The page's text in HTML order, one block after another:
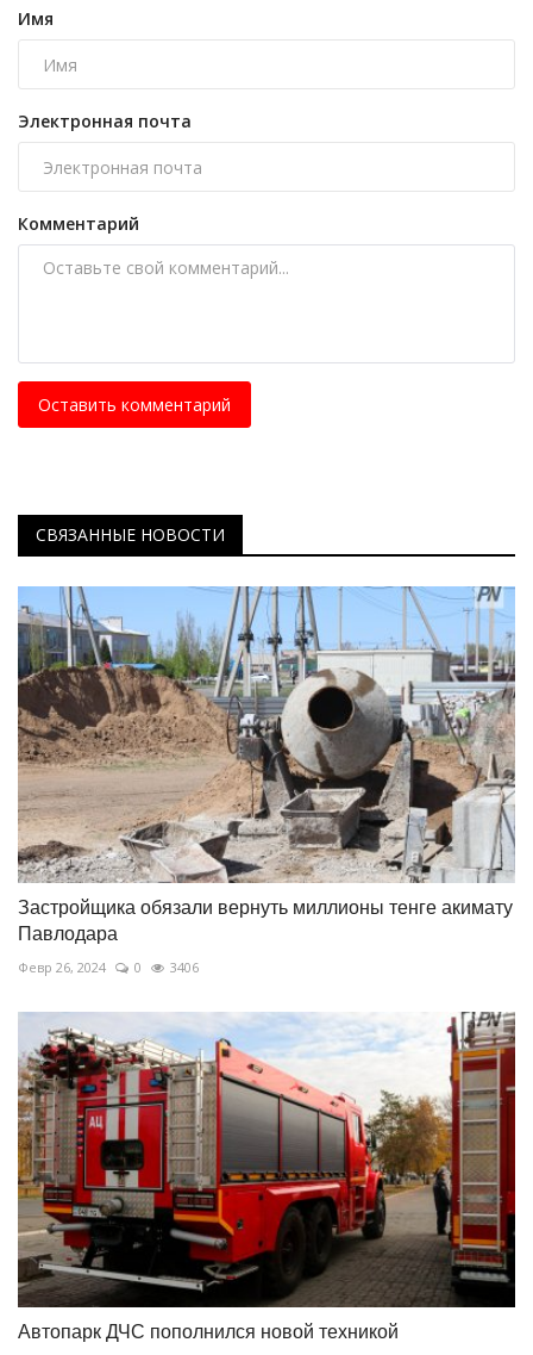
Имя
Электронная почта
Комментарий
Оставить комментарий
СВЯЗАННЫЕ НОВОСТИ
Застройщика обязали вернуть миллионы тенге акимату
Павлодара
Февр 26, 2024 0 3406
Автопарк ДЧС пополнился новой техникой